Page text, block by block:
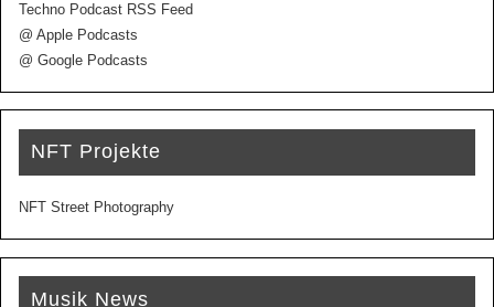
Techno Podcast RSS Feed
@ Apple Podcasts
@ Google Podcasts
NFT Projekte
NFT Street Photography
Musik News